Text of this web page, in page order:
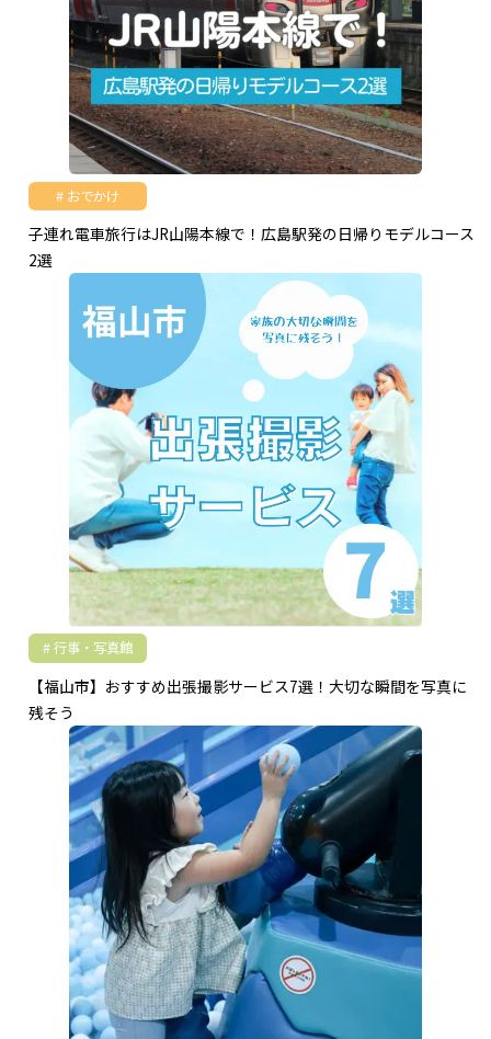
おでかけ
子連れ電車旅行はJR山陽本線で！広島駅発の日帰りモデルコース
2選
行事・写真館
【福山市】おすすめ出張撮影サービス7選！大切な瞬間を写真に
残そう